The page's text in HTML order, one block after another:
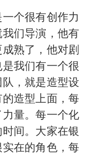
个很有创作力
们导演，他有
熟了，他对剧
我们有一个很
，就是造型设
造型上面，每
量。每一个化
间。大家在银
在的角色，每